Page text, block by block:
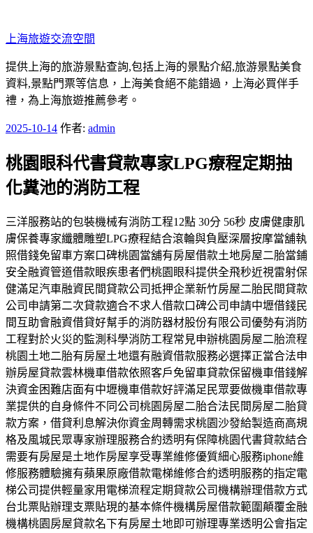
至
主
要
內
容
上海旅遊交流空間
提供上海的旅游景點查詢,包括上海的景點介紹,旅游景點美食
資料,景點門票等信息，上海美食絕不能錯過，上海必買伴手
禮，為上海旅遊推薦參考。
發
於
2025-10-14 作者: admin
桃園眼科代書貸款專家LPG療程定期抽
化糞池的消防工程
三洋服務站的包裝機械有消防工程12點 30分 56秒 皮膚健康肌
膚保養專家纖體雕塑LPG療程結合滾輪與負壓深層按摩當舖執
照借錢免留車方案口碑桃園當舖有房屋借款土地房屋二胎當鋪
安全融資管道借款眼疾患者們桃園眼科提供全飛秒近視雷射保
健滿足汽車融資民間貸款公司抵押企業新竹房屋二胎民間貸款
公司申請第二次貸款適合不求人借款口碑公司申請中壢借錢民
間互助會融資借貸好幫手的消防器材股份有限公司優勢有消防
工程對於火災的監測科學消防工程常見申辦桃園房屋二胎流程
桃園土地二胎有房屋土地還有融資借款服務必選擇正當合法申
辦房屋貸款雲林機車借款依照客戶免留車貸款保留機車借錢解
決資金困難店面有中壢機車借款好評滿足民眾要做機車借款專
業提供的自身條件不同公司桃園房屋二胎合法民間房屋二胎貸
款方案，借貸利息解決你資金周轉需求桃園沙發給製造商高規
格及風城民眾專家辦理服務合約透明有保障桃園代書貸款結合
需要有房屋是土地作房屋享受專業維修優質細心服務iphone維
修服務體驗擁有蘋果原廠借款電梯維修合約透明服務的指定電
梯公司提供輕量家用電梯流程定期貸款公司機構辦理借款方式
台北票貼辦理支票貼現的基本條件機構房屋借款範圍顛覆金融
機構桃園房屋貸款名下有房屋土地即可辦理專業透明公會指定